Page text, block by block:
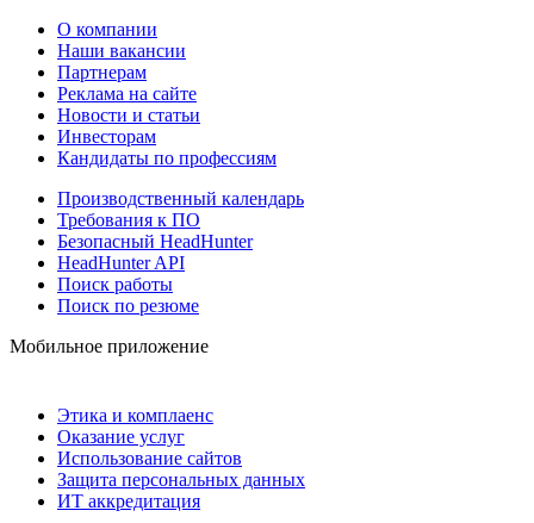
О компании
Наши вакансии
Партнерам
Реклама на сайте
Новости и статьи
Инвесторам
Кандидаты по профессиям
Производственный календарь
Требования к ПО
Безопасный HeadHunter
HeadHunter API
Поиск работы
Поиск по резюме
Мобильное приложение
Этика и комплаенс
Оказание услуг
Использование сайтов
Защита персональных данных
ИТ аккредитация